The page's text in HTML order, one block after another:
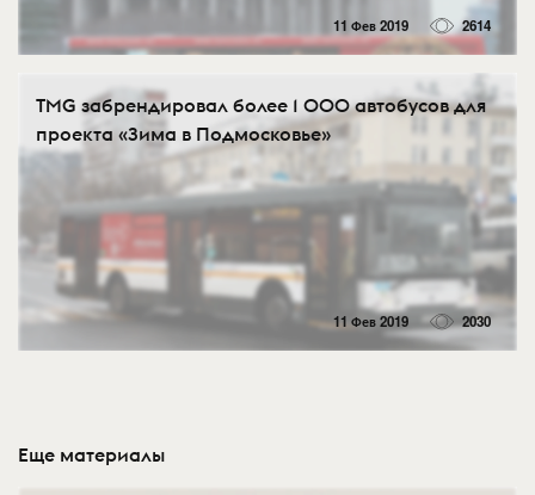
11 Фев 2019 2614
TMG забрендировал более 1 000 автобусов для
проекта «Зима в Подмосковье»
11 Фев 2019 2030
Еще материалы